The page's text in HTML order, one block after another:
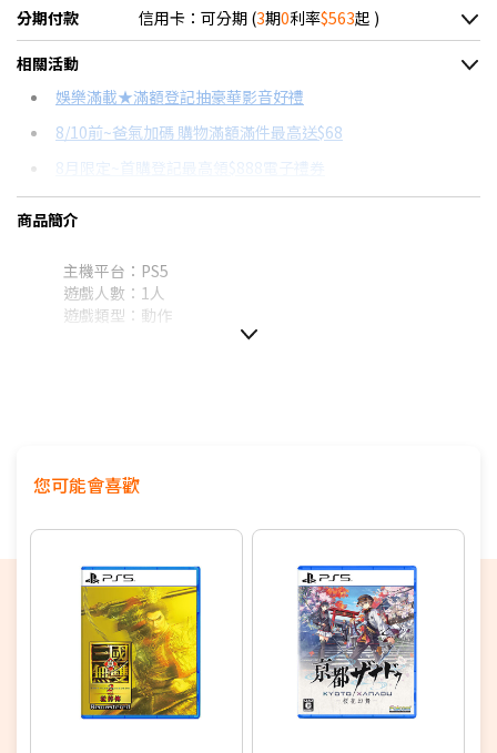
分期付款 信用卡：可分期 (3期0利率$563起 )
＊實際可分期數、適用利率，請以購物車顯示為主
信用卡分期
分期數
12期
24期
每期金額 配合銀行/業者
相關活動
娛樂滿載★滿額登記抽豪華影音好禮
8/10前~爸氣加碼 購物滿額滿件最高送$68
8月限定~首購登記最高領$888電子禮券
台灣大哥大Open Possible聯名卡滿額最高回饋25%
SONY PS5 SLIM值得買嗎？→點我看達人教你買
商品簡介
主機平台：PS5
遊戲人數：1人
遊戲類型： 動作
您可能會喜歡